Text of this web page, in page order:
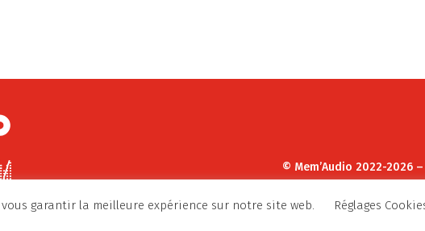
© Mem’Audio 2022-2026 –
garantir la meilleure expérience sur notre site web. Réglages